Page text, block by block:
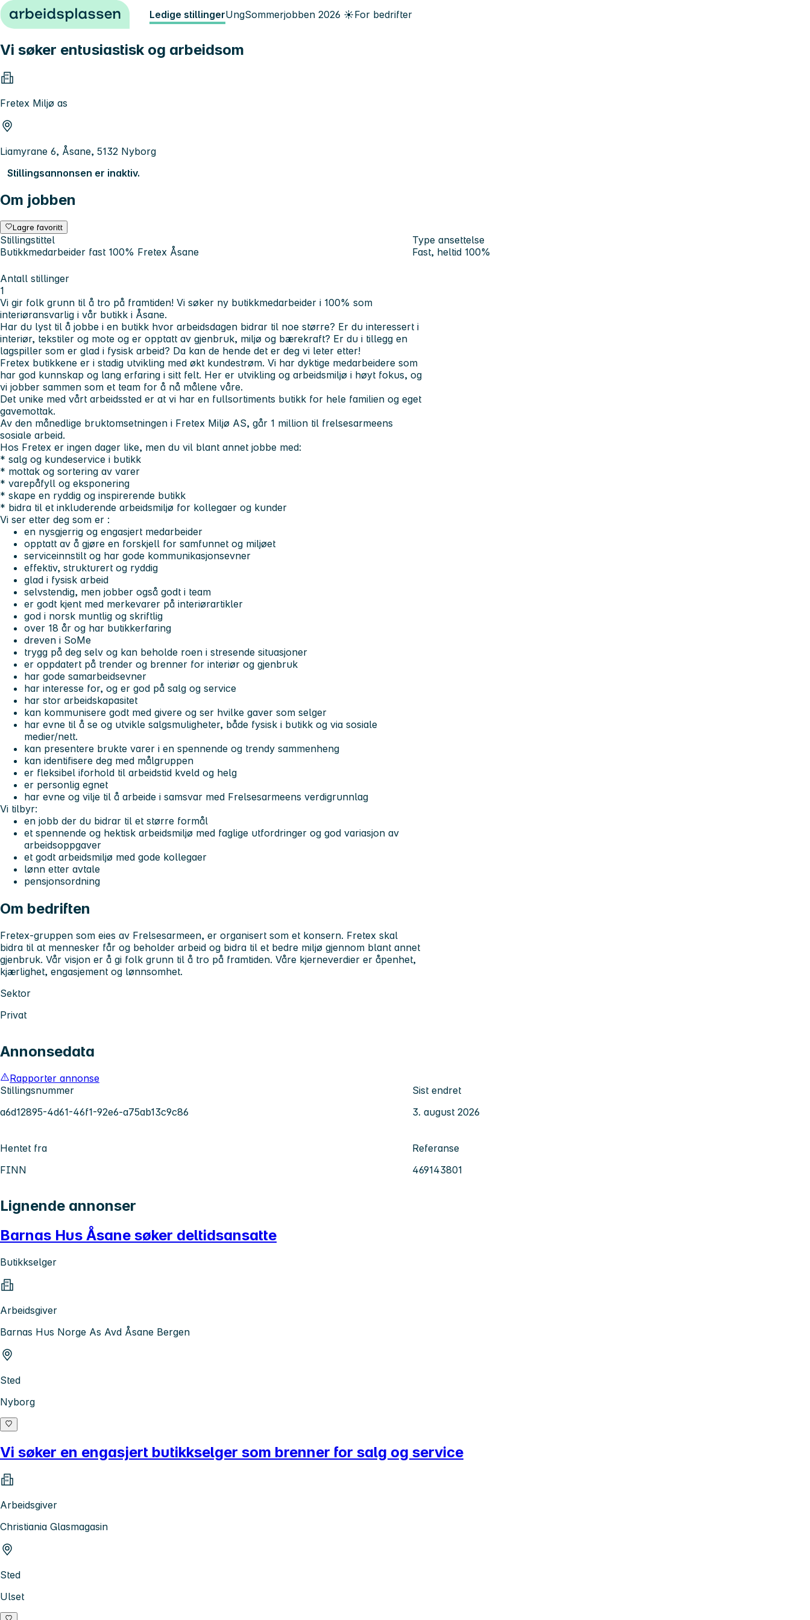
Hopp til innhold Ledige stillingerUngSommerjobben 2026 ☀️For bedrifter
Vi søker entusiastisk og arbeidsom
Fretex Miljø as
Liamyrane 6, Åsane, 5132 Nyborg
Stillingsannonsen er inaktiv.
Om jobben
Lagre favoritt
Stillingstittel
Butikkmedarbeider fast 100% Fretex Åsane
Type ansettelse
Fast, heltid 100%
Antall stillinger
1
Vi gir folk grunn til å tro på framtiden! Vi søker ny butikkmedarbeider i 100% som
interiøransvarlig i vår butikk i Åsane.
Har du lyst til å jobbe i en butikk hvor arbeidsdagen bidrar til noe større? Er du interessert i
interiør, tekstiler og mote og er opptatt av gjenbruk, miljø og bærekraft? Er du i tillegg en
lagspiller som er glad i fysisk arbeid? Da kan de hende det er deg vi leter etter!
Fretex butikkene er i stadig utvikling med økt kundestrøm. Vi har dyktige medarbeidere som
har god kunnskap og lang erfaring i sitt felt. Her er utvikling og arbeidsmiljø i høyt fokus, og
vi jobber sammen som et team for å nå målene våre.
Det unike med vårt arbeidssted er at vi har en fullsortiments butikk for hele familien og eget
gavemottak.
Av den månedlige bruktomsetningen i Fretex Miljø AS, går 1 million til frelsesarmeens
sosiale arbeid.
Hos Fretex er ingen dager like, men du vil blant annet jobbe med:
* salg og kundeservice i butikk
* mottak og sortering av varer
* varepåfyll og eksponering
* skape en ryddig og inspirerende butikk
* bidra til et inkluderende arbeidsmiljø for kollegaer og kunder
Vi ser etter deg som er :
en nysgjerrig og engasjert medarbeider
opptatt av å gjøre en forskjell for samfunnet og miljøet
serviceinnstilt og har gode kommunikasjonsevner
effektiv, strukturert og ryddig
glad i fysisk arbeid
selvstendig, men jobber også godt i team
er godt kjent med merkevarer på interiørartikler
god i norsk muntlig og skriftlig
over 18 år og har butikkerfaring
dreven i SoMe
trygg på deg selv og kan beholde roen i stresende situasjoner
er oppdatert på trender og brenner for interiør og gjenbruk
har gode samarbeidsevner
har interesse for, og er god på salg og service
har stor arbeidskapasitet
kan kommunisere godt med givere og ser hvilke gaver som selger
har evne til å se og utvikle salgsmuligheter, både fysisk i butikk og via sosiale
medier/nett.
kan presentere brukte varer i en spennende og trendy sammenheng
kan identifisere deg med målgruppen
er fleksibel iforhold til arbeidstid kveld og helg
er personlig egnet
har evne og vilje til å arbeide i samsvar med Frelsesarmeens verdigrunnlag
Vi tilbyr:
en jobb der du bidrar til et større formål
et spennende og hektisk arbeidsmiljø med faglige utfordringer og god variasjon av
arbeidsoppgaver
et godt arbeidsmiljø med gode kollegaer
lønn etter avtale
pensjonsordning
Om bedriften
Fretex-gruppen som eies av Frelsesarmeen, er organisert som et konsern. Fretex skal
bidra til at mennesker får og beholder arbeid og bidra til et bedre miljø gjennom blant annet
gjenbruk. Vår visjon er å gi folk grunn til å tro på framtiden. Våre kjerneverdier er åpenhet,
kjærlighet, engasjement og lønnsomhet.
Sektor
Privat
Annonsedata
Rapporter annonse
Stillingsnummer
a6d12895-4d61-46f1-92e6-a75ab13c9c86
Sist endret
3. august 2026
Hentet fra
FINN
Referanse
469143801
Lignende annonser
Barnas Hus Åsane søker deltidsansatte
Butikkselger
Arbeidsgiver
Barnas Hus Norge As Avd Åsane Bergen
Sted
Nyborg
Vi søker en engasjert butikkselger som brenner for salg og service
Arbeidsgiver
Christiania Glasmagasin
Sted
Ulset